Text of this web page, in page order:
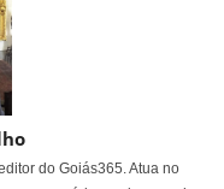
do Goiás365. Atua no